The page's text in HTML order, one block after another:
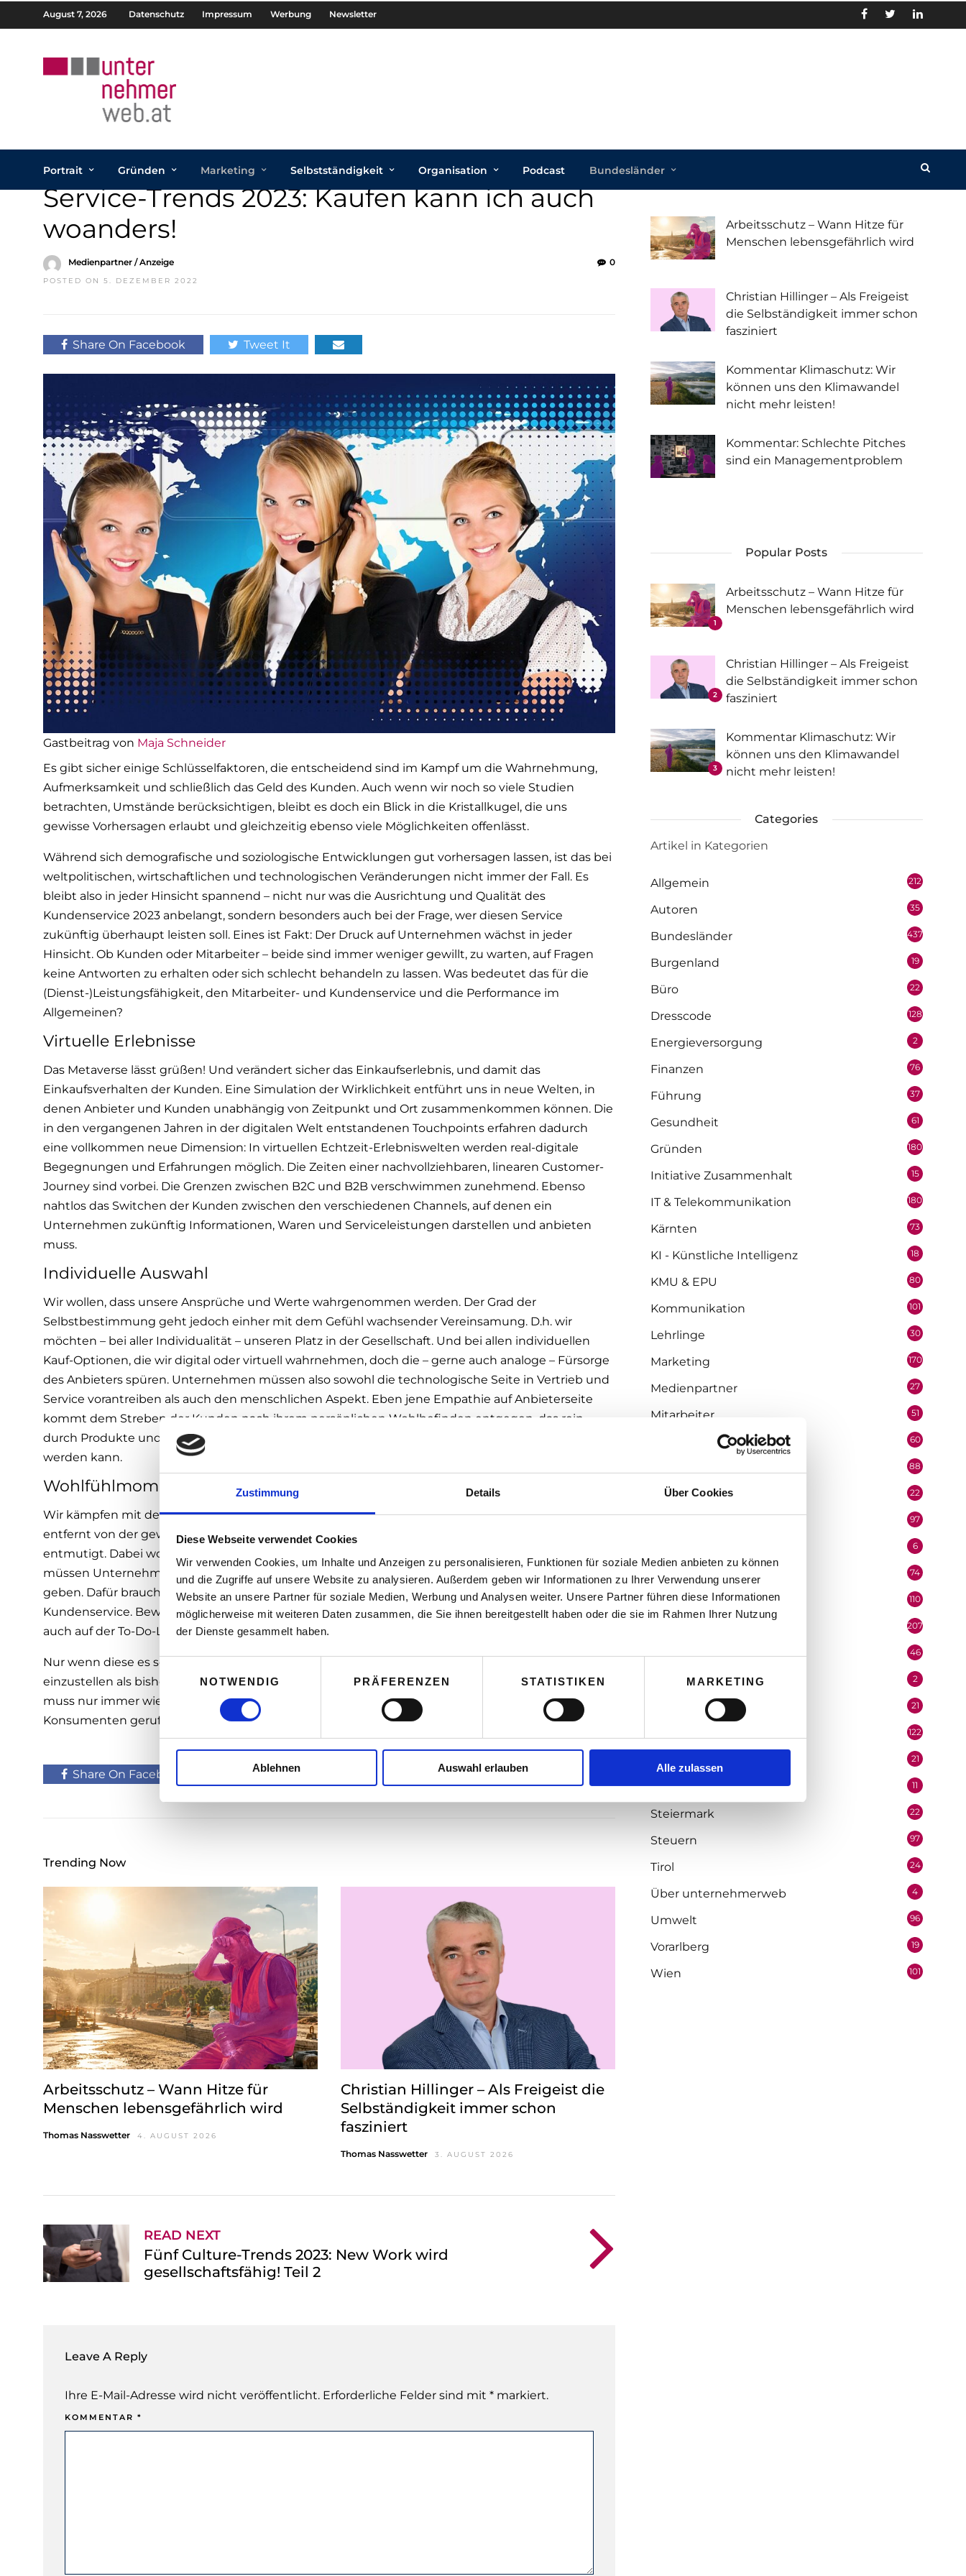
Zustimmung Details Über Cookies
Diese Webseite verwendet Cookies
Wir verwenden Cookies, um Inhalte und Anzeigen zu personalisieren, Funktionen für soziale Medien anbieten zu können
und die Zugriffe auf unsere Website zu analysieren. Außerdem geben wir Informationen zu Ihrer Verwendung unserer
Website an unsere Partner für soziale Medien, Werbung und Analysen weiter. Unsere Partner führen diese Informationen
möglicherweise mit weiteren Daten zusammen, die Sie ihnen bereitgestellt haben oder die sie im Rahmen Ihrer Nutzung
der Dienste gesammelt haben.
E
i
n
w
l
i
g
a
h
l
NOTWENDIG PRÄFERENZEN STATISTIKEN MARKETING
Ablehnen Auswahl erlauben Alle zulassen
August 7, 2026 Datenschutz Impressum Werbung Newsletter
Portrait Gründen Marketing Selbstständigkeit Organisation Podcast Bundesländer
Service-Trends 2023: Kaufen kann ich auch
woanders!
Medienpartner / Anzeige
POSTED ON 5. DEZEMBER 2022
0
Share On Facebook Tweet It
Gastbeitrag von Maja Schneider
Es gibt sicher einige Schlüsselfaktoren, die entscheidend sind im Kampf um die Wahrnehmung,
Aufmerksamkeit und schließlich das Geld des Kunden. Auch wenn wir noch so viele Studien
betrachten, Umstände berücksichtigen, bleibt es doch ein Blick in die Kristallkugel, die uns
gewisse Vorhersagen erlaubt und gleichzeitig ebenso viele Möglichkeiten offenlässt.
Während sich demografische und soziologische Entwicklungen gut vorhersagen lassen, ist das bei
weltpolitischen, wirtschaftlichen und technologischen Veränderungen nicht immer der Fall. Es
bleibt also in jeder Hinsicht spannend – nicht nur was die Ausrichtung und Qualität des
Kundenservice 2023 anbelangt, sondern besonders auch bei der Frage, wer diesen Service
zukünftig überhaupt leisten soll. Eines ist Fakt: Der Druck auf Unternehmen wächst in jeder
Hinsicht. Ob Kunden oder Mitarbeiter – beide sind immer weniger gewillt, zu warten, auf Fragen
keine Antworten zu erhalten oder sich schlecht behandeln zu lassen. Was bedeutet das für die
(Dienst-)Leistungsfähigkeit, den Mitarbeiter- und Kundenservice und die Performance im
Allgemeinen?
Virtuelle Erlebnisse
Das Metaverse lässt grüßen! Und verändert sicher das Einkaufserlebnis, und damit das
Einkaufsverhalten der Kunden. Eine Simulation der Wirklichkeit entführt uns in neue Welten, in
denen Anbieter und Kunden unabhängig von Zeitpunkt und Ort zusammenkommen können. Die
in den vergangenen Jahren in der digitalen Welt entstandenen Touchpoints erfahren dadurch
eine vollkommen neue Dimension: In virtuellen Echtzeit-Erlebniswelten werden real-digitale
Begegnungen und Erfahrungen möglich. Die Zeiten einer nachvollziehbaren, linearen Customer-
Journey sind vorbei. Die Grenzen zwischen B2C und B2B verschwimmen zunehmend. Ebenso
nahtlos das Switchen der Kunden zwischen den verschiedenen Channels, auf denen ein
Unternehmen zukünftig Informationen, Waren und Serviceleistungen darstellen und anbieten
muss.
Individuelle Auswahl
Wir wollen, dass unsere Ansprüche und Werte wahrgenommen werden. Der Grad der
Selbstbestimmung geht jedoch einher mit dem Gefühl wachsender Vereinsamung. D.h. wir
möchten – bei aller Individualität – unseren Platz in der Gesellschaft. Und bei allen individuellen
Kauf-Optionen, die wir digital oder virtuell wahrnehmen, doch die – gerne auch analoge – Fürsorge
des Anbieters spüren. Unternehmen müssen also sowohl die technologische Seite in Vertrieb und
Service vorantreiben als auch den menschlichen Aspekt. Eben jene Empathie auf Anbieterseite
kommt dem Streben der Kunden nach ihrem persönlichen Wohlbefinden entgegen, das rein
durch Produkte und Services, so individualisierbar diese auch sein mögen, einfach nicht befriedigt
werden kann.
Wohlfühlmomente
Wir kämpfen mit den Umständen: Krisen und Katastrophen brechen über uns herein. Weit
entfernt von der gewohnten Wohlstandsgesellschaft, fühlen wir uns oft einsam, ausgeliefert und
entmutigt. Dabei wollen wir doch nichts anderes als uns körperlich und geistig wohlfühlen. Dafür
müssen Unternehmen in Zukunft sorgen, Anbieter ihren Kunden das Gefühl der Geborgenheit
geben. Dafür braucht es nachhaltige Strategien – nicht nur bei den Produkten, vor allem im
Kundenservice. Bewegung steht also nicht nur auf dem Fitnessprogramm der Kunden, sondern
auch auf der To-Do-Liste der Unternehmen.
Nur wenn diese es schaffen, sich noch schneller auf die Bedürfnisse des Marktes bzw. der Kunden
einzustellen als bisher, gelingt die Service-Performance 2023. Eigentlich ist das ja nichts Neues, es
muss nur immer wieder in das Bewusstsein von Verkäufer und Kunden, Anbieter und
Konsumenten gerufen werden.
Share On Facebook Tweet It
Trending Now
Arbeitsschutz – Wann Hitze für
Menschen lebensgefährlich wird
Thomas Nasswetter 4. AUGUST 2026
Christian Hillinger – Als Freigeist die
Selbständigkeit immer schon
fasziniert
Thomas Nasswetter 3. AUGUST 2026
READ NEXT
Fünf Culture-Trends 2023: New Work wird
gesellschaftsfähig! Teil 2
Leave A Reply
Ihre E-Mail-Adresse wird nicht veröffentlicht. Erforderliche Felder sind mit * markiert.
KOMMENTAR *
Arbeitsschutz – Wann Hitze für
Menschen lebensgefährlich wird
Christian Hillinger – Als Freigeist
die Selbständigkeit immer schon
fasziniert
Kommentar Klimaschutz: Wir
können uns den Klimawandel
nicht mehr leisten!
Kommentar: Schlechte Pitches
sind ein Managementproblem
Popular Posts
1
Arbeitsschutz – Wann Hitze für
Menschen lebensgefährlich wird
2
Christian Hillinger – Als Freigeist
die Selbständigkeit immer schon
fasziniert
3
Kommentar Klimaschutz: Wir
können uns den Klimawandel
nicht mehr leisten!
Categories
Artikel in Kategorien
Allgemein 212
Autoren 35
Bundesländer 437
Burgenland 19
Büro 22
Dresscode 128
Energieversorgung 2
Finanzen 76
Führung 37
Gesundheit 61
Gründen 180
Initiative Zusammenhalt 15
IT & Telekommunikation 180
Kärnten 73
KI - Künstliche Intelligenz 18
KMU & EPU 80
Kommunikation 101
Lehrlinge 30
Marketing 170
Medienpartner 27
Mitarbeiter 51
Mobilität & Logistik 60
88
Oberösterreich 22
97
6
Podcast 74
Politik 110
207
Recht 46
Redaktion 2
21
122
Soziologie 21
Statistik 11
Steiermark 22
Steuern 97
Tirol 24
Über unternehmerweb 4
Umwelt 96
Vorarlberg 19
Wien 101